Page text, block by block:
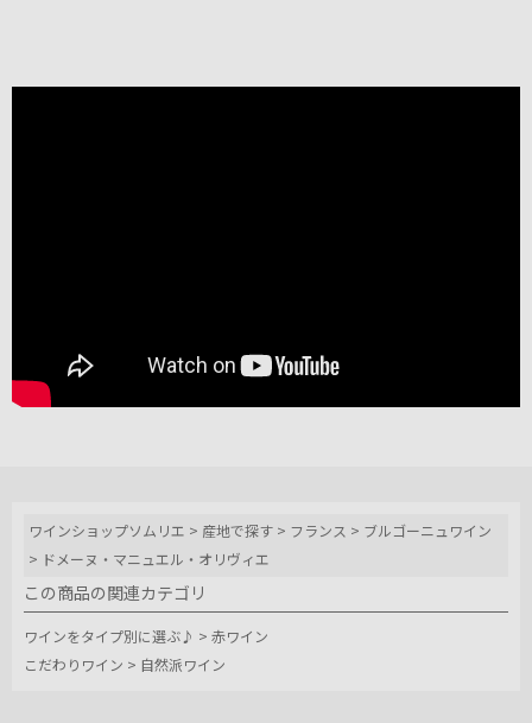
ワインショップソムリエ > 産地で探す > フランス > ブルゴーニュワイン
> ドメーヌ・マニュエル・オリヴィエ
この商品の関連カテゴリ
ワインをタイプ別に選ぶ♪ > 赤ワイン
こだわりワイン > 自然派ワイン